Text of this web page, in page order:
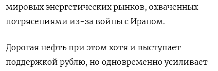
мировых энергетических рынков, охваченных
потрясениями из-за войны с Ираном.
Дорогая нефть при этом хотя и выступает
поддержкой рублю, но одновременно усиливает